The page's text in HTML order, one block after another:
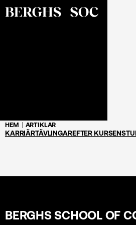
HEM ARTIKLAR
KARRIÄRTÄVLINGAREFTER KURSEN
BERGHS SCHOOL OF